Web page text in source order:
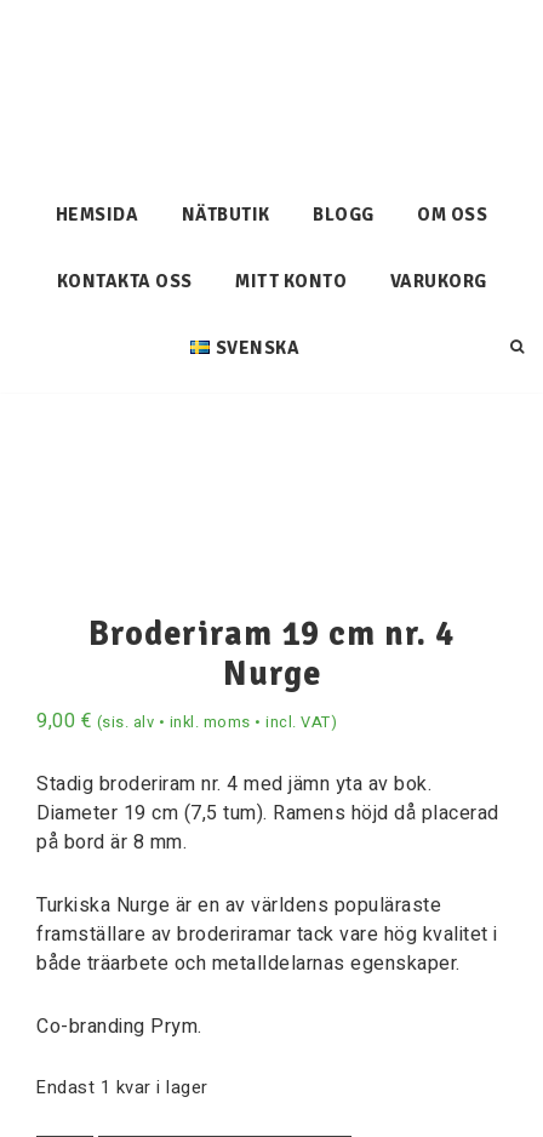
HEMSIDA NÄTBUTIK BLOGG OM OSS
KONTAKTA OSS MITT KONTO VARUKORG
SVENSKA
Broderiram 19 cm nr. 4
Nurge
9,00 € (sis. alv • inkl. moms • incl. VAT)
Stadig broderiram nr. 4 med jämn yta av bok.
Diameter 19 cm (7,5 tum). Ramens höjd då placerad
på bord är 8 mm.
Turkiska Nurge är en av världens populäraste
framställare av broderiramar tack vare hög kvalitet i
både träarbete och metalldelarnas egenskaper.
Co-branding Prym.
Endast 1 kvar i lager